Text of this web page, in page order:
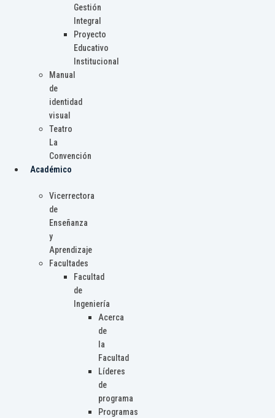
Gestión
Integral
Proyecto
Educativo
Institucional
Manual
de
identidad
visual
Teatro
La
Convención
Académico
Vicerrectora
de
Enseñanza
y
Aprendizaje
Facultades
Facultad
de
Ingeniería
Acerca
de
la
Facultad
Líderes
de
programa
Programas